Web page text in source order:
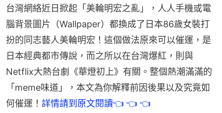
台灣網絡近日掀起「美輪明宏之亂」，人人手機或電
腦背景圖片（Wallpaper）都換成了日本86歲女裝打
扮的同志藝人美輪明宏！這個做法原來可以催運，是
日本經典都市傳說，而之所以在台灣爆紅，則與
Netflix大熱台劇《華燈初上》有關。整個熱潮滿滿的
「meme味道」，本文為你解釋前因後果以及究竟如
何催運！ 詳情請到原文閱讀👈 👈 👈